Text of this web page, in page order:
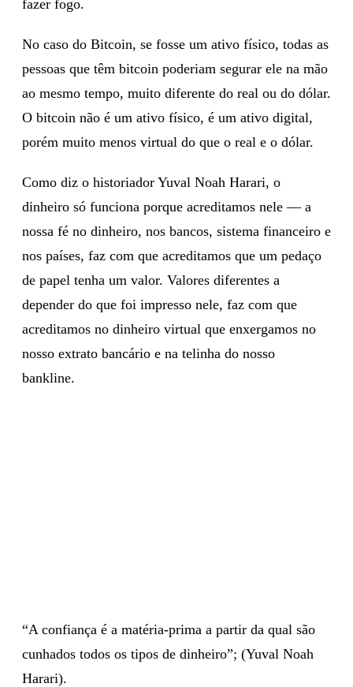
fazer fogo.
No caso do Bitcoin, se fosse um ativo físico, todas as
pessoas que têm bitcoin poderiam segurar ele na mão
ao mesmo tempo, muito diferente do real ou do dólar.
O bitcoin não é um ativo físico, é um ativo digital,
porém muito menos virtual do que o real e o dólar.
Como diz o historiador Yuval Noah Harari, o
dinheiro só funciona porque acreditamos nele — a
nossa fé no dinheiro, nos bancos, sistema financeiro e
nos países, faz com que acreditamos que um pedaço
de papel tenha um valor. Valores diferentes a
depender do que foi impresso nele, faz com que
acreditamos no dinheiro virtual que enxergamos no
nosso extrato bancário e na telinha do nosso
bankline.
“A confiança é a matéria-prima a partir da qual são
cunhados todos os tipos de dinheiro”; (Yuval Noah
Harari).